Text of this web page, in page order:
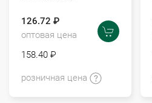
126.72 ₽
оптовая цена
158.40 ₽
розничная цена